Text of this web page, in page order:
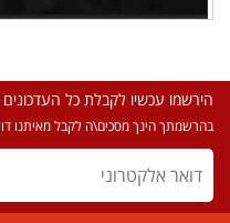
הירשמו עכשיו לקבלת כל העדכונים
בהרשמתך הינך מסכים\ה לקבל מאיתנו